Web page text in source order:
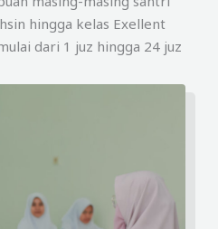
hingga kelas Exellent
dari 1 juz hingga 24 juz